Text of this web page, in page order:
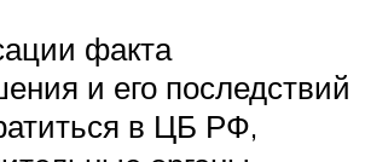
факта
и его последствий
в ЦБ РФ,